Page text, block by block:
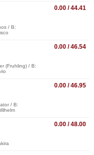
0.00 / 44.41
/ B:
0.00 / 46.54
(Fruhling) / B:
0.00 / 46.95
/ B:
0.00 / 48.00